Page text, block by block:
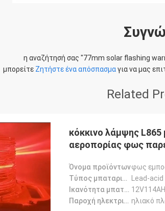
η αναζήτησή σας "77mm solar flashing
μπορείτε Ζητήστε ένα απόσπασμαγια να μας
Related
κόκκινο λάμψης
αεροπορίας φως
Όνομα προϊόντωνφως
Τύπος μπαταριών
Lead-acid
Ικανότητα μπαταριών 12V114AH
Παροχή ηλεκτρικού ρεύματος ηλιακό